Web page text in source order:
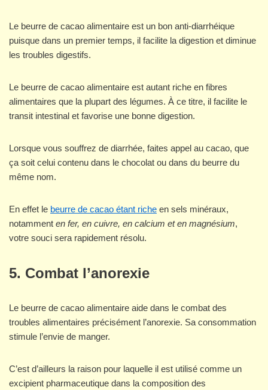
Le beurre de cacao alimentaire est un bon anti-diarrhéique
puisque dans un premier temps, il facilite la digestion et diminue
les troubles digestifs.
Le beurre de cacao alimentaire est autant riche en fibres
alimentaires que la plupart des légumes. À ce titre, il facilite le
transit intestinal et favorise une bonne digestion.
Lorsque vous souffrez de diarrhée, faites appel au cacao, que
ça soit celui contenu dans le chocolat ou dans du beurre du
même nom.
En effet le beurre de cacao étant riche en sels minéraux,
notamment en fer, en cuivre, en calcium et en magnésium,
votre souci sera rapidement résolu.
5. Combat l’anorexie
Le beurre de cacao alimentaire aide dans le combat des
troubles alimentaires précisément l’anorexie. Sa consommation
stimule l’envie de manger.
C’est d’ailleurs la raison pour laquelle il est utilisé comme un
excipient pharmaceutique dans la composition des